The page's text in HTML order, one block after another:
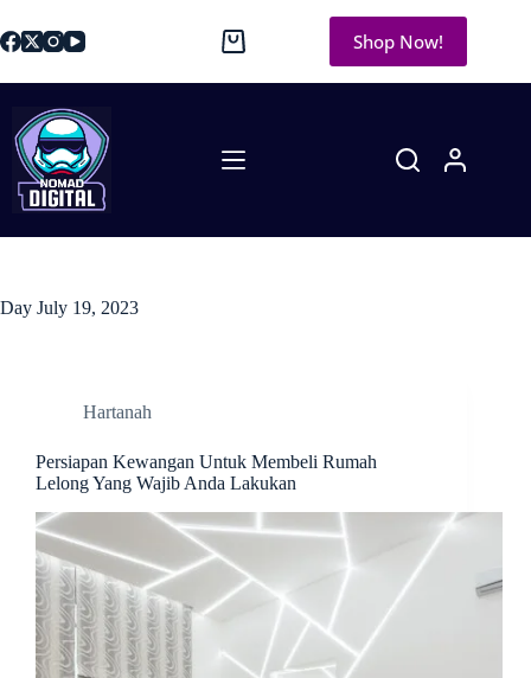
Shop Now!
Day July 19, 2023
Hartanah
Persiapan Kewangan Untuk Membeli Rumah
Lelong Yang Wajib Anda Lakukan